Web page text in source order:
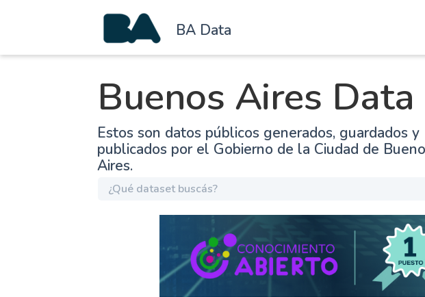
BA Data
Buenos Aires Data
Estos son datos públicos generados, guardados y
publicados por el Gobierno de la Ciudad de
Aires.